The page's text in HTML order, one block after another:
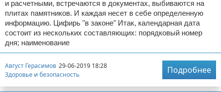
и расчетными, встречаются в документах, выбиваются на
плитах памятников. И каждая несет в себе определенную
информацию. Цифирь "в законе" Итак, календарная дата
состоит из нескольких составляющих: порядковый номер
дня; наименование
Август Герасимов 29-06-2019 18:28
Здоровье и безопасность
Подробнее